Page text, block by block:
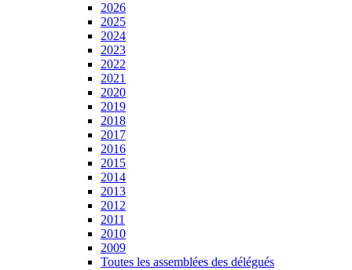
2026
2025
2024
2023
2022
2021
2020
2019
2018
2017
2016
2015
2014
2013
2012
2011
2010
2009
Toutes les assemblées des délégués